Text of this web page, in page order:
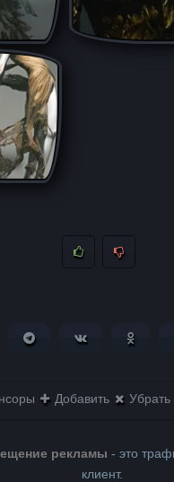
ссылку
Поделиться в Telegram
Поделиться
Добавить Убрать
рекламы - это
клиент.